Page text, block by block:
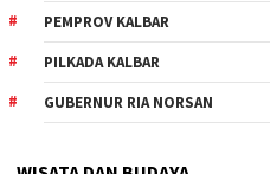
PEMPROV KALBAR
PILKADA KALBAR
GUBERNUR RIA NORSAN